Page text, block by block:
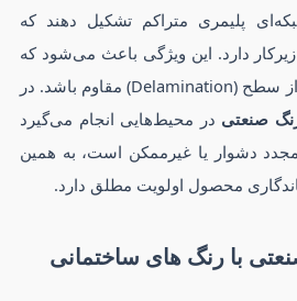
پلیمری متراکم تشکیل دهند که
دارد. این ویژگی باعث می‌شود که
پوشش در برابر جدا شدن از سطح (Delamination) مقاوم باشد. در
صنعتی در محیط‌هایی انجام می‌گیرد
دشوار یا غیرممکن است، به همین
محصول اولویت مطلق دارد.
با رنگ های ساختمانی